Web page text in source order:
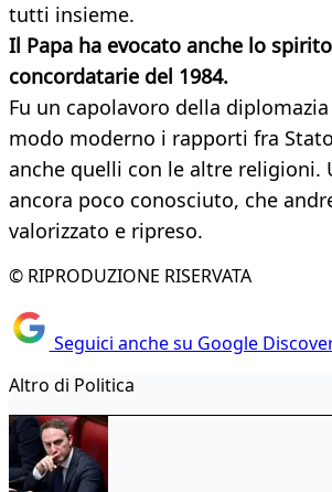
tutti insieme.
Il Papa ha evocato anche lo
concordatarie del 1984.
Fu un capolavoro della
modo moderno i rapporti fra
anche quelli con le altre religioni.
ancora poco conosciuto, che
valorizzato e ripreso.
© RIPRODUZIONE RISERVATA
Seguici anche su Google
Altro di Politica